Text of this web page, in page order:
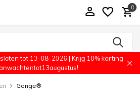
0
tot 13-08-2026 | Krijg 10% korting
Gonge®